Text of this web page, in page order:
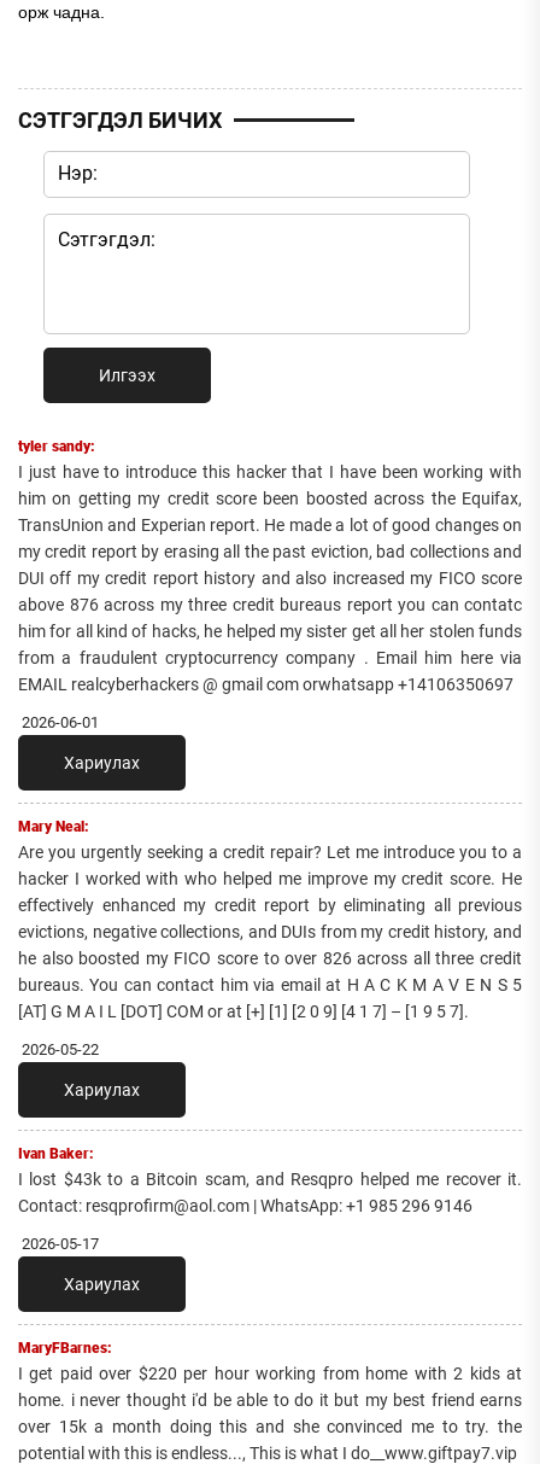
орж чадна.
СЭТГЭГДЭЛ БИЧИХ
Илгээх
tyler sandy:
I just have to introduce this hacker that I have been working with
him on getting my credit score been boosted across the Equifax,
TransUnion and Experian report. He made a lot of good changes on
my credit report by erasing all the past eviction, bad collections and
DUI off my credit report history and also increased my FICO score
above 876 across my three credit bureaus report you can contatc
him for all kind of hacks, he helped my sister get all her stolen funds
from a fraudulent cryptocurrency company . Email him here via
EMAIL realcyberhackers @ gmail com orwhatsapp +14106350697
2026-06-01
Хариулах
Mary Neal:
Are you urgently seeking a credit repair? Let me introduce you to a
hacker I worked with who helped me improve my credit score. He
effectively enhanced my credit report by eliminating all previous
evictions, negative collections, and DUIs from my credit history, and
he also boosted my FICO score to over 826 across all three credit
bureaus. You can contact him via email at H A C K M A V E N S 5
[AT] G M A I L [DOT] COM or at [+] [1] [2 0 9] [4 1 7] – [1 9 5 7].
2026-05-22
Хариулах
Ivan Baker:
I lost $43k to a Bitcoin scam, and Resqpro helped me recover it.
Contact: resqprofirm@aol.com | WhatsApp: +1 985 296 9146
2026-05-17
Хариулах
MaryFBarnes:
I get paid over $220 per hour working from home with 2 kids at
home. i never thought i'd be able to do it but my best friend earns
over 15k a month doing this and she convinced me to try. the
potential with this is endless..., This is what I do__www.giftpay7.vip